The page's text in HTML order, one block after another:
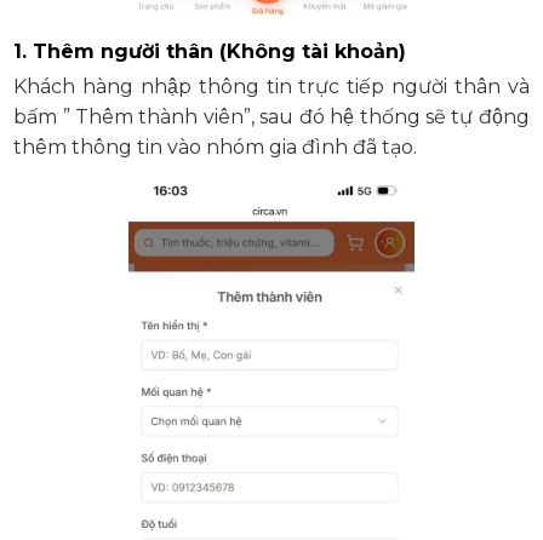
1. Thêm người thân (Không tài khoản)
Khách hàng nhập thông tin trực tiếp người thân và
bấm ” Thêm thành viên”, sau đó hệ thống sẽ tự động
thêm thông tin vào nhóm gia đình đã tạo.